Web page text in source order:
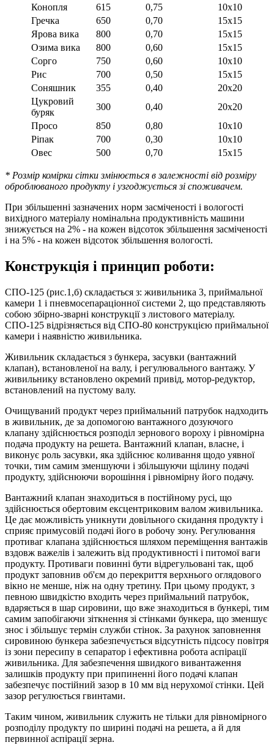
Конопля
615 0,75
10х10
Гречка
650 0,70
15x15
Ярова вика
800 0,70
15x15
Озима вика
800 0,60
15x15
Сорго
750 0,60
10x10
Рис
700 0,50
15x15
Соняшник
355 0,40
20x20
Цукровий
буряк
300 0,40
20x20
Просо
850 0,80
10x10
Ріпак
700 0,30
10x10
Овес
500 0,70 15x15
* Розмір комірки сітки змінюється в залежності від розміру
оброблюваного продукту і узгоджується зі споживачем.
При збільшенні зазначених норм засміченості і вологості
вихідного матеріалу номінальна продуктивність машини
знижується на 2% - на кожен відсоток збільшення засміченості
і на 5% - на кожен відсоток збільшення вологості.
Конструкція і принцип роботи:
СПО-125 (рис.1,б) складається з: живильника 3, приймальної
камери 1 і пневмосепараціонної системи 2, що представляють
собою збірно-зварні конструкції з листового матеріалу.
СПО-125 відрізняється від СПО-80 конструкцією приймальної
камери і наявністю живильника.
Живильник складається з бункера, засувки (вантажний
клапан), встановленої на валу, і регулювального вантажу. У
живильнику встановлено окремий привід, мотор-редуктор,
встановлений на пустому валу.
Очищуваний продукт через приймальний патрубок надходить
в живильник, де за допомогою вантажного дозуючого
клапану здійснюється розподіл зернового вороху і рівномірна
подача продукту на решета. Вантажний клапан, власне, і
виконує роль засувки, яка здійснює коливання щодо уявної
точки, тим самим зменшуючи і збільшуючи щілину подачі
продукту, здійснюючи ворошіння і рівномірну його подачу.
Вантажний клапан знаходиться в постійному русі, що
здійснюється обертовим ексцентриковим валом живильника.
Це дає можливість уникнути довільного скидання продукту і
сприяє примусовій подачі його в робочу зону. Регулювання
противаг клапана здійснюється шляхом переміщення вантажів
вздовж важелів і залежить від продуктивності і питомої ваги
продукту. Противаги повинні бути відрегульовані так, щоб
продукт заповнив об'єм до перекриття верхнього оглядового
вікно не менше, ніж на одну третину. При цьому продукт, з
певною швидкістю входить через приймальний патрубок,
вдаряється в шар сировини, що вже знаходиться в бункері, тим
самим запобігаючи зіткнення зі стінками бункера, що зменшує
знос і збільшує термін служби стінок. За рахунок заповнення
сировиною бункера забезпечується відсутність підсосу повітря
із зони пересипу в сепаратор і ефективна робота аспірації
живильника. Для забезпечення швидкого вивантаження
залишків продукту при припиненні його подачі клапан
забезпечує постійний зазор в 10 мм від нерухомої стінки. Цей
зазор регулюється гвинтами.
Таким чином, живильник служить не тільки для рівномірного
розподілу продукту по ширині подачі на решета, а й для
первинної аспірації зерна.